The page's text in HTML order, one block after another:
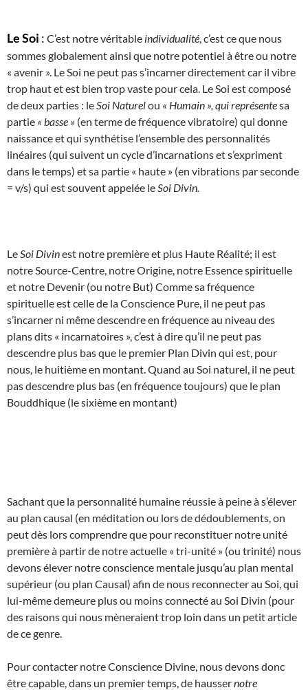
Le Soi : C’est notre véritable individualité , c’est ce que nous
sommes globalement ainsi que notre potentiel à être ou notre
« avenir ». Le Soi ne peut pas s’incarner directement car il vibre
trop haut et est bien trop vaste pour cela. Le Soi est composé
de deux parties : le Soi Naturelou « Humain », qui représentesa
partie « basse » (en terme de fréquence vibratoire) qui donne
naissance et qui synthétise l’ensemble des personnalités
linéaires (qui suivent un cycle d’incarnations et s’expriment
dans le temps) et sa partie « haute » (en vibrations par seconde
= v/s) qui est souvent appelée le Soi Divin.
Le Soi Divinest notre première et plus Haute Réalité; il est
notre Source-Centre, notre Origine, notre Essence spirituelle
et notre Devenir (ou notre But) Comme sa fréquence
spirituelle est celle de la Conscience Pure, il ne peut pas
s’incarner ni même descendre en fréquence au niveau des
plans dits « incarnatoires », c’est à dire qu’il ne peut pas
descendre plus bas que le premier Plan Divin qui est, pour
nous, le huitième en montant. Quand au Soi naturel, il ne peut
pas descendre plus bas (en fréquence toujours) que le plan
Bouddhique (le sixième en montant)
Sachant que la personnalité humaine réussie à peine à s’élever
au plan causal (en méditation ou lors de dédoublements, on
peut dès lors comprendre que pour reconstituer notre unité
première à partir de notre actuelle « tri-unité » (ou trinité) nous
devons élever notre conscience mentale jusqu’au plan mental
supérieur (ou plan Causal) afin de nous reconnecter au Soi, qui
lui-même demeure plus ou moins connecté au Soi Divin (pour
des raisons qui nous mèneraient trop loin dans un petit article
de ce genre.
Pour contacter notre Conscience Divine, nous devons donc
être capable, dans un premier temps, de haussernotre